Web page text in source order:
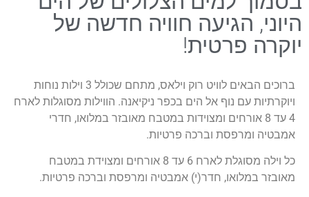
היוני, הגיעה חוויה חדשה של
יוקרה פרטית!
ברוכים הבאים לוויט רוק וילאס, מתחם שכולל 3 וילות נוחות
ויוקרתיות עם נוף אל הים בכפר ניקיאנה. הווילות מסוגלות לארח
4 עד 8 אורחים ומצוידות במטבח מאובזר במלואו, חדרי
אמבטיה ומרפסת וברכה פרטיות.
כל וילה מסוגלת לארח 6 עד 8 אורחים ומצוידת במטבח
מאובזר במלואו, חדר(י) אמבטיה ומרפסת וברכה פרטיות.